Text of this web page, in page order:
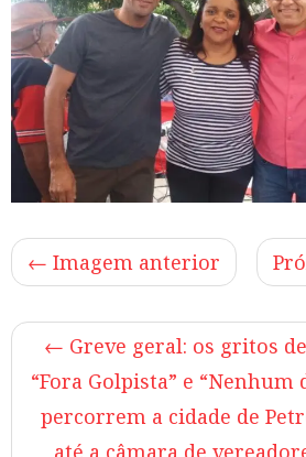
← Imagem anterior
← Greve geral: os gritos
“Fora Golpista” e
percorrem a cidade de
até a câmara de